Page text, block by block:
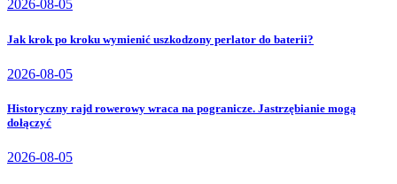
2026-08-05
Jak krok po kroku wymienić uszkodzony perlator do baterii?
2026-08-05
Historyczny rajd rowerowy wraca na pogranicze. Jastrzębianie mogą
dołączyć
2026-08-05